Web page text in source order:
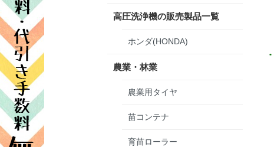
高圧洗浄機の販売製品一覧
ホンダ(HONDA)
農業・林業
農業用タイヤ
苗コンテナ
育苗ローラー